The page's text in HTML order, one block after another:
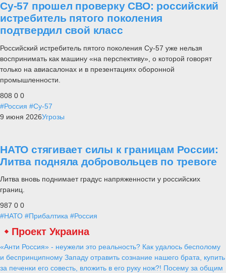
Су-57 прошел проверку СВО: российский
истребитель пятого поколения
подтвердил свой класс
Российский истребитель пятого поколения Су-57 уже нельзя
воспринимать как машину «на перспективу», о которой говорят
только на авиасалонах и в презентациях оборонной
промышленности.
808 0 0
#Россия #Су-57
9 июня 2026Угрозы
НАТО стягивает силы к границам России:
Литва подняла добровольцев по тревоге
Литва вновь поднимает градус напряженности у российских
границ.
987 0 0
#НАТО #Прибалтика #Россия
Проект Украина
«Анти Россия» - неужели это реальность? Как удалось бесполому
и беспринципному Западу отравить сознание нашего брата, купить
за печенки его совесть, вложить в его руку нож?! Посему за общим